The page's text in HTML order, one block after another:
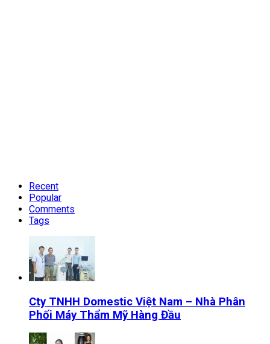
Recent
Popular
Comments
Tags
Cty TNHH Domestic Việt Nam – Nhà Phân
Phối Máy Thẩm Mỹ Hàng Đầu